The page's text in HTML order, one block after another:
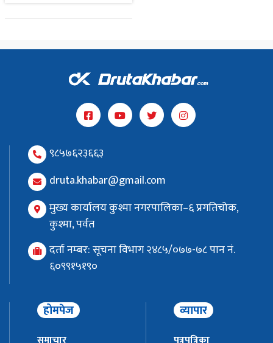
९८५७६२३६६३
druta.khabar@gmail.com
मुख्य कार्यालय कुश्मा नगरपालिका–६ प्रगतिचोक,
कुश्मा, पर्वत
दर्ता नम्बर: सूचना विभाग २४८५/०७७-७८ पान नं.
६०९९१५१९०
होमपेज व्यापार